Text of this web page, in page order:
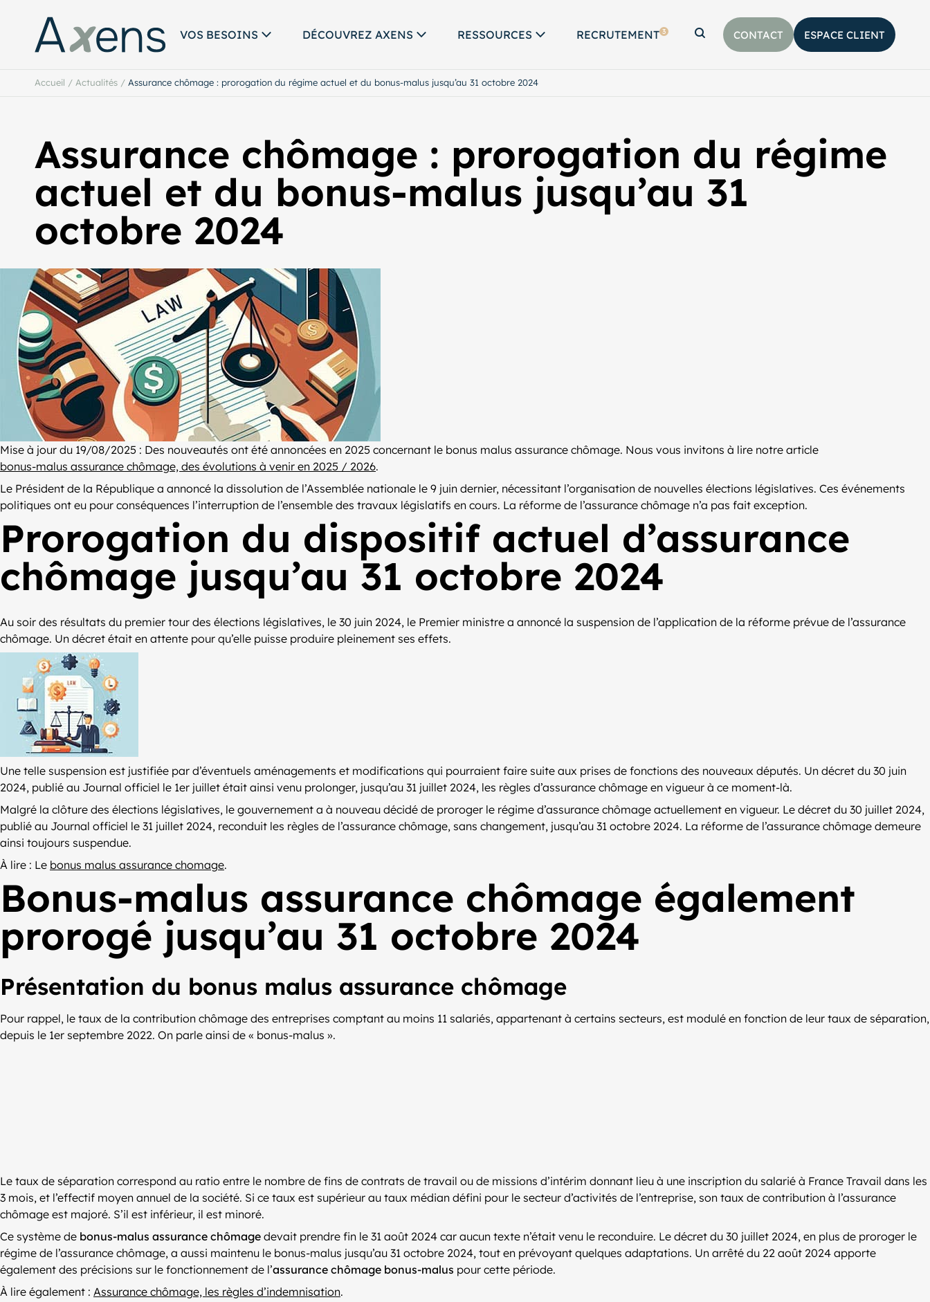
VOS BESOINS DÉCOUVREZ AXENS RESSOURCES RECRUTEMENT 3
Afficher la barre de recherche
CONTACT ESPACE CLIENT
Accueil / Actualités / Assurance chômage : prorogation du régime actuel et du bonus-malus jusqu’au 31 octobre 2024
Assurance chômage : prorogation du régime
actuel et du bonus-malus jusqu’au 31
octobre 2024
Mise à jour du 19/08/2025 : Des nouveautés ont été annoncées en 2025 concernant le bonus malus assurance chômage. Nous vous invitons à lire notre article
bonus-malus assurance chômage, des évolutions à venir en 2025 / 2026.
Le Président de la République a annoncé la dissolution de l’Assemblée nationale le 9 juin dernier, nécessitant l’organisation de nouvelles élections législatives. Ces événements
politiques ont eu pour conséquences l’interruption de l’ensemble des travaux législatifs en cours. La réforme de l’assurance chômage n’a pas fait exception.
Prorogation du dispositif actuel d’assurance
chômage jusqu’au 31 octobre 2024
Au soir des résultats du premier tour des élections législatives, le 30 juin 2024, le Premier ministre a annoncé la suspension de l’application de la réforme prévue de l’assurance
chômage. Un décret était en attente pour qu’elle puisse produire pleinement ses effets.
Une telle suspension est justifiée par d’éventuels aménagements et modifications qui pourraient faire suite aux prises de fonctions des nouveaux députés. Un décret du 30 juin
2024, publié au Journal officiel le 1er juillet était ainsi venu prolonger, jusqu’au 31 juillet 2024, les règles d’assurance chômage en vigueur à ce moment-là.
Malgré la clôture des élections législatives, le gouvernement a à nouveau décidé de proroger le régime d’assurance chômage actuellement en vigueur. Le décret du 30 juillet 2024,
publié au Journal officiel le 31 juillet 2024, reconduit les règles de l’assurance chômage, sans changement, jusqu’au 31 octobre 2024. La réforme de l’assurance chômage demeure
ainsi toujours suspendue.
À lire : Le bonus malus assurance chomage.
Bonus-malus assurance chômage également
prorogé jusqu’au 31 octobre 2024
Présentation du bonus malus assurance chômage
Pour rappel, le taux de la contribution chômage des entreprises comptant au moins 11 salariés, appartenant à certains secteurs, est modulé en fonction de leur taux de séparation,
depuis le 1er septembre 2022. On parle ainsi de « bonus-malus ».
Le taux de séparation correspond au ratio entre le nombre de fins de contrats de travail ou de missions d’intérim donnant lieu à une inscription du salarié à France Travail dans les
3 mois, et l’effectif moyen annuel de la société. Si ce taux est supérieur au taux médian défini pour le secteur d’activités de l’entreprise, son taux de contribution à l’assurance
chômage est majoré. S’il est inférieur, il est minoré.
Ce système de bonus-malus assurance chômage devait prendre fin le 31 août 2024 car aucun texte n’était venu le reconduire. Le décret du 30 juillet 2024, en plus de proroger le
régime de l’assurance chômage, a aussi maintenu le bonus-malus jusqu’au 31 octobre 2024, tout en prévoyant quelques adaptations. Un arrêté du 22 août 2024 apporte
également des précisions sur le fonctionnement de l’assurance chômage bonus-malus pour cette période.
À lire également : Assurance chômage, les règles d’indemnisation.